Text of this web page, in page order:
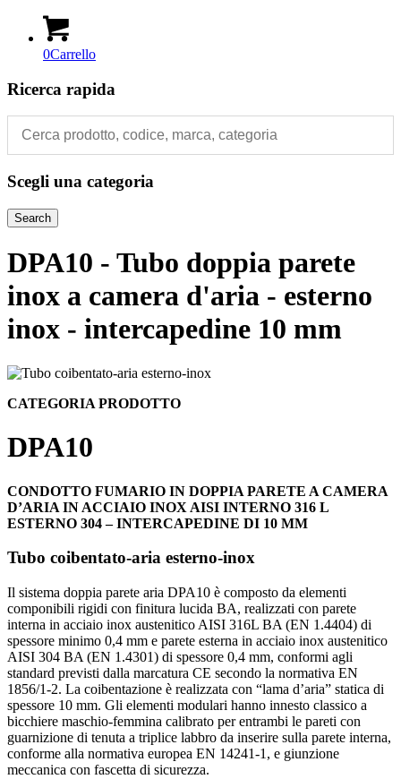
0Carrello
Ricerca rapida
Scegli una categoria
Search
DPA10 - Tubo doppia parete
inox a camera d'aria - esterno
inox - intercapedine 10 mm
CATEGORIA PRODOTTO
DPA10
CONDOTTO FUMARIO IN DOPPIA PARETE A CAMERA
D’ARIA IN ACCIAIO INOX AISI INTERNO 316 L
ESTERNO 304 – INTERCAPEDINE DI 10 MM
Tubo coibentato-aria esterno-inox
Il sistema doppia parete aria DPA10 è composto da elementi
componibili rigidi con finitura lucida BA, realizzati con parete
interna in acciaio inox austenitico AISI 316L BA (EN 1.4404) di
spessore minimo 0,4 mm e parete esterna in acciaio inox austenitico
AISI 304 BA (EN 1.4301) di spessore 0,4 mm, conformi agli
standard previsti dalla marcatura CE secondo la normativa EN
1856/1-2. La coibentazione è realizzata con “lama d’aria” statica di
spessore 10 mm. Gli elementi modulari hanno innesto classico a
bicchiere maschio-femmina calibrato per entrambi le pareti con
guarnizione di tenuta a triplice labbro da inserire sulla parete interna,
conforme alla normativa europea EN 14241-1, e giunzione
meccanica con fascetta di sicurezza.